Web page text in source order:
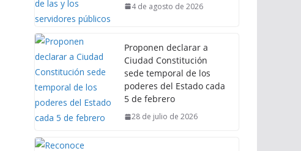
4 de agosto de 2026
Proponen declarar a
Ciudad Constitución
sede temporal de los
poderes del Estado cada
5 de febrero
28 de julio de 2026